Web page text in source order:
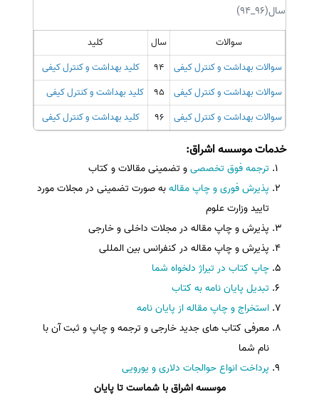
سال(96_94)
سوالات سال
کلید
سوالات بهداشت و کنترل کیفی
94
کلید بهداشت و کنترل کیفی
سوالات بهداشت و کنترل کیفی
95
کلید بهداشت و کنترل کیفی
سوالات بهداشت و کنترل کیفی
96 کلید بهداشت و کنترل کیفی
خدمات موسسه اشراق:
ترجمه فوق تخصصیو تضمینی مقالات و کتاب
پذیرش فوری و چاپ مقالهبه صورت تضمینی در مجلات مورد
تایید وزارت علوم
پذیرش و چاپ مقاله در مجلات داخلی و خارجی
پذیرش و چاپ مقاله در کنفرانس بین المللی
چاپ کتاب در تیراژ دلخواه شما
تبدیل پایان نامه به کتاب
استخراج و چاپ مقاله از پایان نامه
معرفی کتاب های جدید خارجی و ترجمه و چاپ و ثبت آن با
نام شما
پرداخت انواع حوالجات دلاری و یورویی
موسسه اشراق با شماست تا پایان